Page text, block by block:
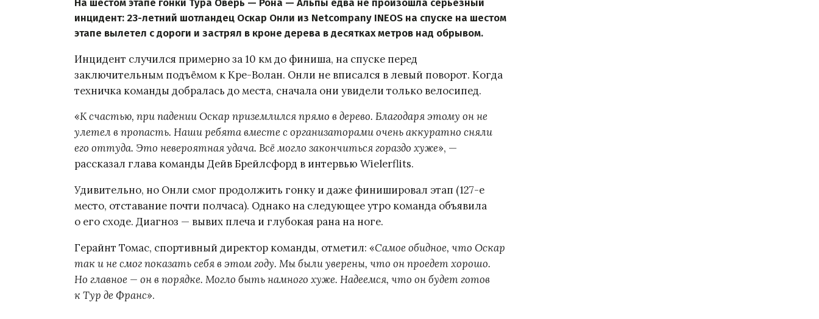
инцидент: 23-летний шотландец Оскар Онли из Netcompany INEOS на спуске на шестом
этапе вылетел с дороги и застрял в кроне дерева в десятках метров над обрывом.
Инцидент случился примерно за 10 км до финиша, на спуске перед
заключительным подъёмом к Кре-Волан. Онли не вписался в левый поворот. Когда
техничка команды добралась до места, сначала они увидели только велосипед.
«К счастью, при падении Оскар приземлился прямо в дерево. Благодаря этому он не
улетел в пропасть. Наши ребята вместе с организаторами очень аккуратно сняли
его оттуда. Это невероятная удача. Всё могло закончиться гораздо хуже», —
рассказал глава команды Дейв Брейлсфорд в интервью Wielerflits.
Удивительно, но Онли смог продолжить гонку и даже финишировал этап (127-е
место, отставание почти полчаса). Однако на следующее утро команда объявила
о его сходе. Диагноз — вывих плеча и глубокая рана на ноге.
Герайнт Томас, спортивный директор команды, отметил: «Самое обидное, что Оскар
так и не смог показать себя в этом году. Мы были уверены, что он проедет хорошо.
Но главное — он в порядке. Могло быть намного хуже. Надеемся, что он будет готов
к Тур де Франс».